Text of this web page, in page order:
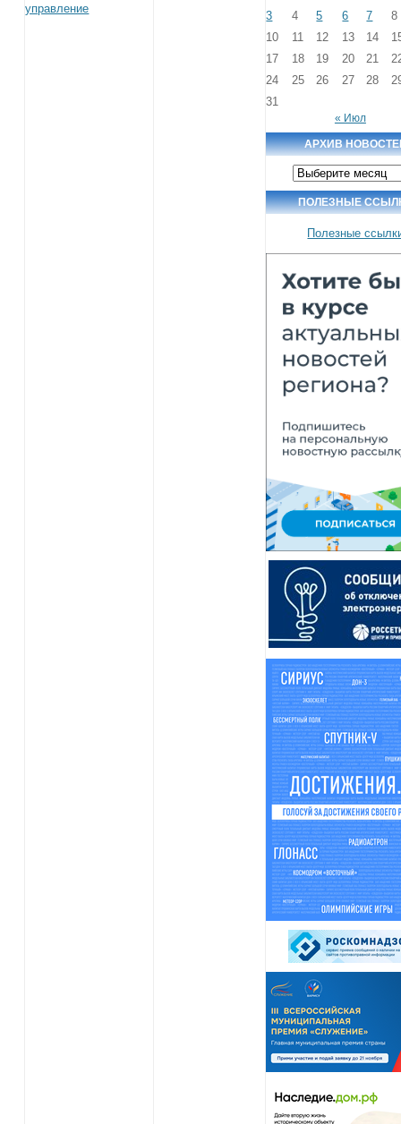
управление
3
4 5 6 7
8
10
11 12 13 14
17
18 19 20 21
24
25 26 27 28
31
« Июл
АРХИВ
Архив
новостей
ПОЛЕЗНЫЕ
Полезные